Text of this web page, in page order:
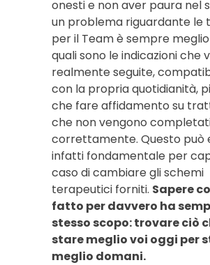
onesti e non aver paura nel
un problema riguardante le
per il Team è sempre
quali sono le indicazioni che
realmente seguite,
con la propria quotidianità,
che fare affidamento su
che non vengono
correttamente. Questo può
infatti fondamentale per
caso di cambiare gli schemi
terapeutici forniti. Sapere
fatto per davvero ha
stesso scopo: trovare ciò
stare meglio voi oggi per
meglio domani.